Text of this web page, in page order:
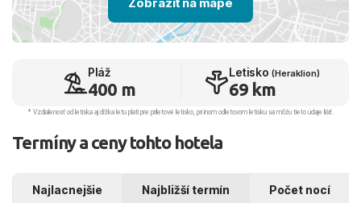
Zobraziť na mape
Pláž
400 m
Letisko (Heraklion)
69 km
* Vzdialenosť od letiska aj dľžka letu platí pre príletové letisko, pri inom odletovom letisku sa môžu tieto údaje líšiť.
Termíny a ceny tohto hotela
Najlacnejšie Najbližší termín Počet nocí